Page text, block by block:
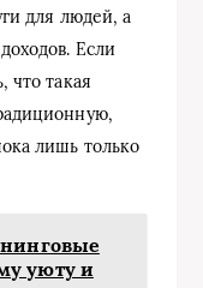
для людей, а
Если
что такая
лишь только
уюту и